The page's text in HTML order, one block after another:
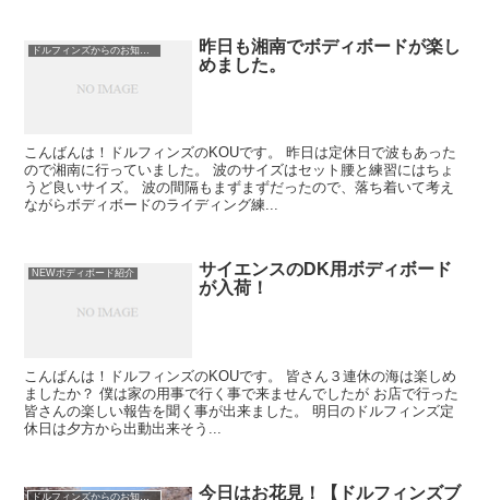
昨日も湘南でボディボードが楽し
めました。
こんばんは！ドルフィンズのKOUです。 昨日は定休日で波もあった
ので湘南に行っていました。 波のサイズはセット腰と練習にはちょ
うど良いサイズ。 波の間隔もまずまずだったので、落ち着いて考え
ながらボディボードのライディング練...
NEWボディボード紹介
サイエンスのDK用ボディボード
が入荷！
こんばんは！ドルフィンズのKOUです。 皆さん３連休の海は楽しめ
ましたか？ 僕は家の用事で行く事で来ませんでしたが お店で行った
皆さんの楽しい報告を聞く事が出来ました。 明日のドルフィンズ定
休日は夕方から出動出来そう...
ドルフィンズからのお知らせ 今日はお花見！【ドルフィンズブ